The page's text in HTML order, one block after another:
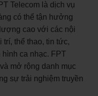
Telecom là dịch vụ
có thể tận hưởng
cao với các nội
trí, thể thao, tin tức,
ca nhạc. FPT
mở rộng danh mục
sự trải nghiệm truyền